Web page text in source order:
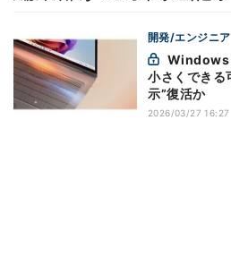
開発/エンジニア
小さくでき
示”復活か
2026/03/27 16:27